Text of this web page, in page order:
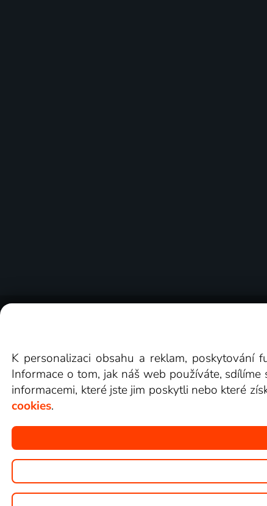
Copyright © goNET
K personalizaci obsahu a reklam, poskytování
Informace o tom, jak náš web používáte,
informacemi, které jste jim poskytli nebo které
cookies.